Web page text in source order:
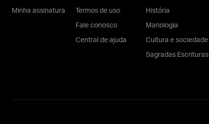
Minha assinatura Termos de uso
Fale conosco
Central de ajuda
História
Mariologia
Cultura e sociedade
Sagradas Escrituras